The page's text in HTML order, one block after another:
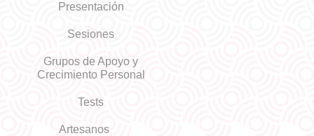
Presentación
Sesiones
Grupos de Apoyo y
Crecimiento Personal
Tests
Artesanos